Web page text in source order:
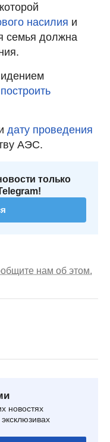
насилия и
семья должна
дату проведения
АЭС.
только
нам об этом.
новостях